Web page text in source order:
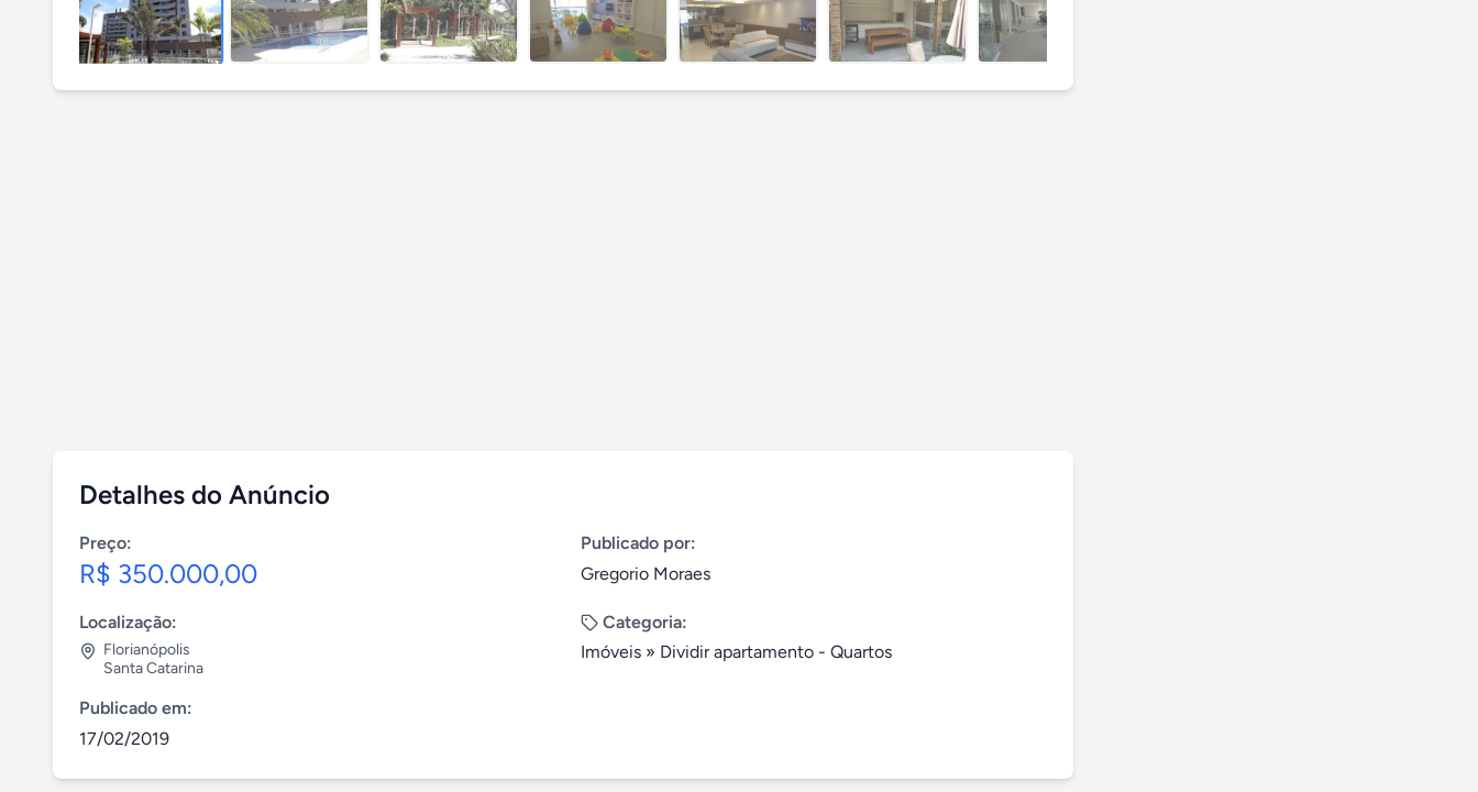
Detalhes do Anúncio
Preço:
R$ 350.000,00
Publicado por:
Gregorio Moraes
Localização:
Florianópolis
Santa Catarina
Categoria:
Imóveis » Dividir apartamento - Quartos
Publicado em:
17/02/2019